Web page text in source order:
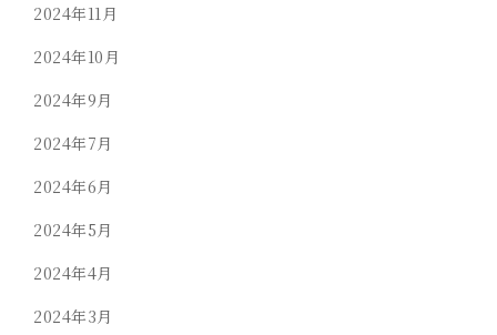
2024年11月
2024年10月
2024年9月
2024年7月
2024年6月
2024年5月
2024年4月
2024年3月